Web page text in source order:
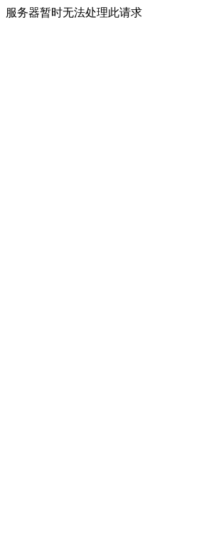
服务器暂时无法处理此请求